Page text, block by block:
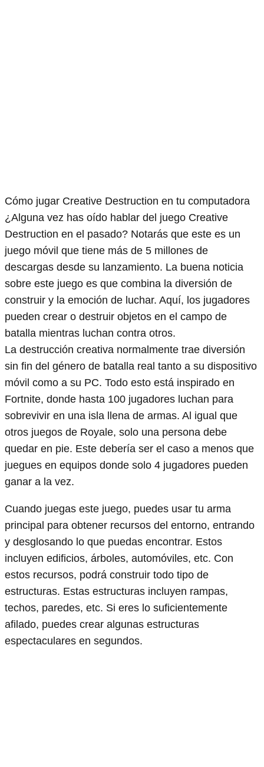
Cómo jugar Creative Destruction en tu computadora
¿Alguna vez has oído hablar del juego Creative
Destruction en el pasado? Notarás que este es un
juego móvil que tiene más de 5 millones de
descargas desde su lanzamiento. La buena noticia
sobre este juego es que combina la diversión de
construir y la emoción de luchar. Aquí, los jugadores
pueden crear o destruir objetos en el campo de
batalla mientras luchan contra otros.
La destrucción creativa normalmente trae diversión
sin fin del género de batalla real tanto a su dispositivo
móvil como a su PC. Todo esto está inspirado en
Fortnite, donde hasta 100 jugadores luchan para
sobrevivir en una isla llena de armas. Al igual que
otros juegos de Royale, solo una persona debe
quedar en pie. Este debería ser el caso a menos que
juegues en equipos donde solo 4 jugadores pueden
ganar a la vez.
Cuando juegas este juego, puedes usar tu arma
principal para obtener recursos del entorno, entrando
y desglosando lo que puedas encontrar. Estos
incluyen edificios, árboles, automóviles, etc. Con
estos recursos, podrá construir todo tipo de
estructuras. Estas estructuras incluyen rampas,
techos, paredes, etc. Si eres lo suficientemente
afilado, puedes crear algunas estructuras
espectaculares en segundos.